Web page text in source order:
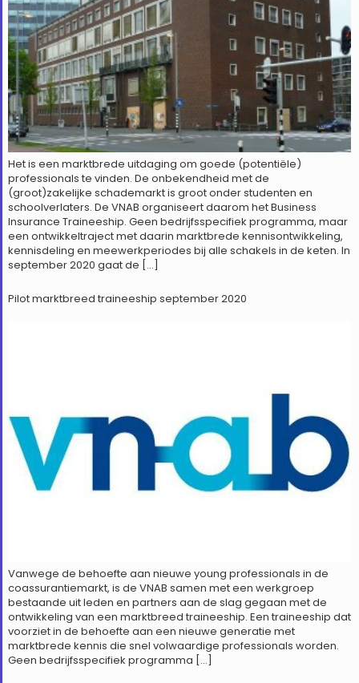
Het is een marktbrede uitdaging om goede (potentiële)
professionals te vinden. De onbekendheid met de
(groot)zakelijke schademarkt is groot onder studenten en
schoolverlaters. De VNAB organiseert daarom het Business
Insurance Traineeship. Geen bedrijfsspecifiek programma, maar
een ontwikkeltraject met daarin marktbrede kennisontwikkeling,
kennisdeling en meewerkperiodes bij alle schakels in de keten. In
september 2020 gaat de […]
Pilot marktbreed traineeship september 2020
Vanwege de behoefte aan nieuwe young professionals in de
coassurantiemarkt, is de VNAB samen met een werkgroep
bestaande uit leden en partners aan de slag gegaan met de
ontwikkeling van een marktbreed traineeship. Een traineeship dat
voorziet in de behoefte aan een nieuwe generatie met
marktbrede kennis die snel volwaardige professionals worden.
Geen bedrijfsspecifiek programma […]